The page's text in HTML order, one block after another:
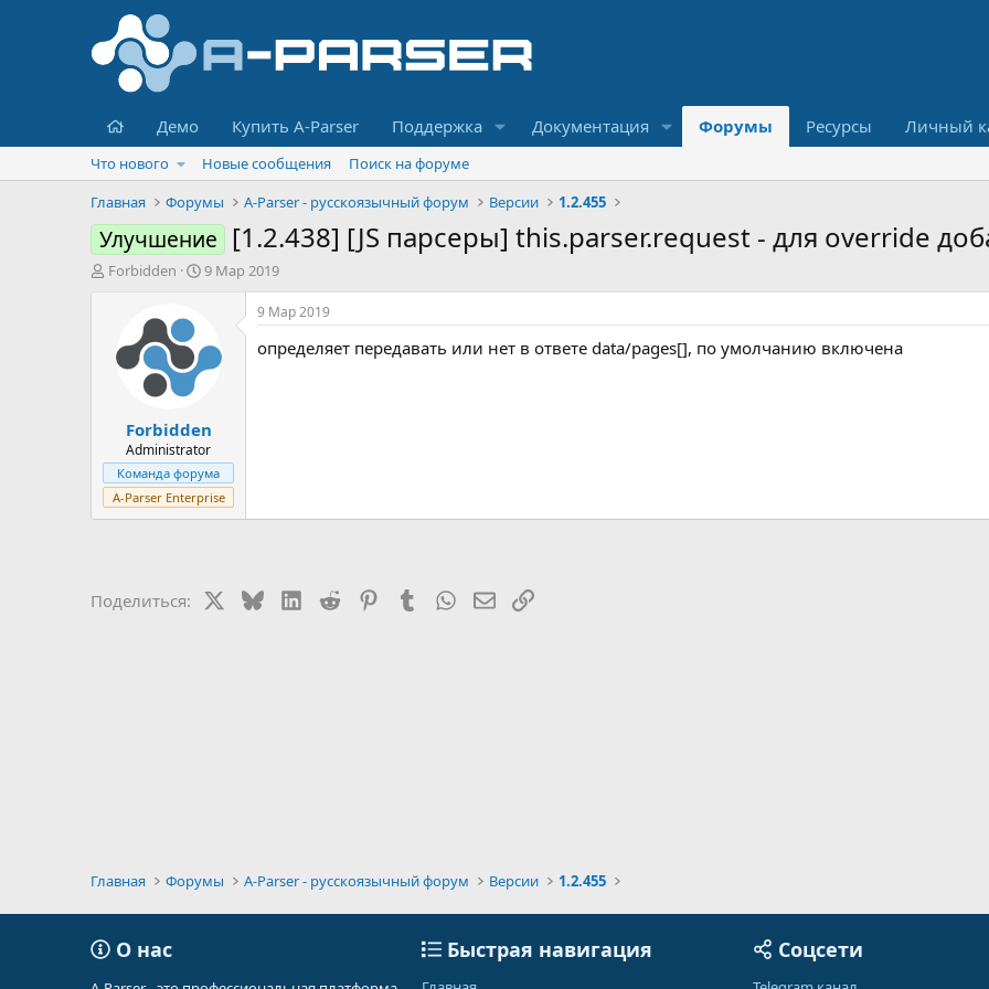
Главная
Демо Купить A-Parser Поддержка Документация Форумы Ресурсы Личный
Что нового Новые сообщения
Поиск на форуме
Главная
Форумы A-Parser - русскоязычный форум Версии 1.2.455
Улучшение [1.2.438] [JS парсеры] this.parser.request - для override
А
Forbidden
Д
н
а
л
а
9 Мар 2019
Forbidden
Administrator
Команда форума
A-Parser Enterprise
9 Мар 2019
определяет передавать или нет в ответе data/pages[], по умолчанию включена
Поделиться: BlueskyLinkedIn
Reddit PinterestTumblrWhatsAppЭлектронная почта
Ссылка
Главная Форумы A-Parser - русскоязычный форум Версии 1.2.455
О нас Быстрая навигация Соцсети